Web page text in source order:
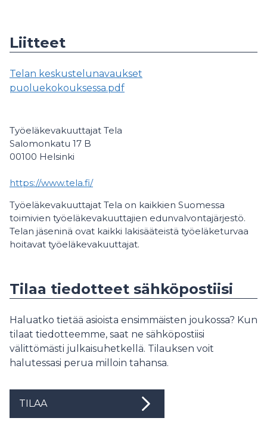
Liitteet
Telan keskustelunavaukset
puoluekokouksessa.pdf
Työeläkevakuuttajat Tela
Salomonkatu 17 B
00100 Helsinki
https://www.tela.fi/
Työeläkevakuuttajat Tela on kaikkien Suomessa
toimivien työeläkevakuuttajien edunvalvontajärjestö.
Telan jäseninä ovat kaikki lakisääteistä työeläketurvaa
hoitavat työeläkevakuuttajat.
Tilaa tiedotteet sähköpostiisi
Haluatko tietää asioista ensimmäisten joukossa? Kun
tilaat tiedotteemme, saat ne sähköpostiisi
välittömästi julkaisuhetkellä. Tilauksen voit
halutessasi perua milloin tahansa.
TILAA